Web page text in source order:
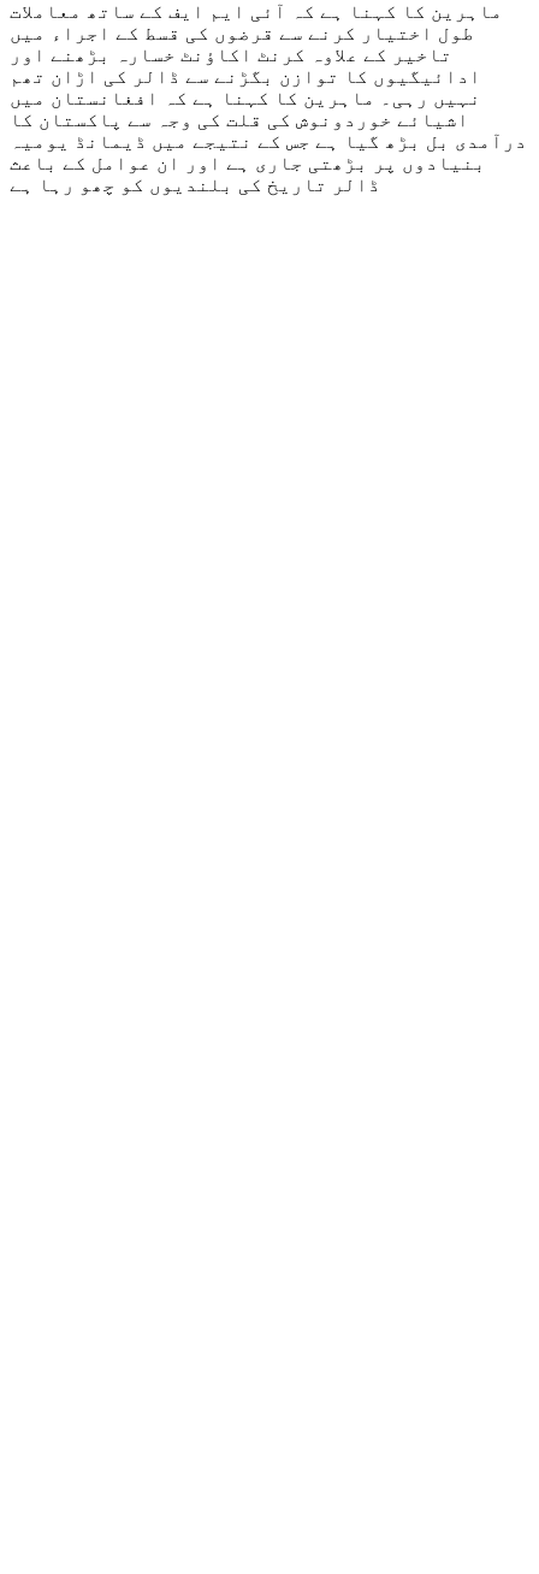
ماہرین کا کہنا ہے کہ آئی ایم ایف کے ساتھ معاملات
طول اختیار کرنے سے قرضوں کی قسط کے اجراء میں
تاخیر کے علاوہ کرنٹ اکاؤنٹ خسارہ بڑھنے اور
ادائیگیوں کا توازن بگڑنے سے ڈالر کی اڑان تھم
نہیں رہی۔ ماہرین کا کہنا ہے کہ افغانستان میں
اشیائے خوردونوش کی قلت کی وجہ سے پاکستان کا
درآمدی بل بڑھ گیا ہے جس کے نتیجے میں ڈیمانڈ یومیہ
بنیادوں پر بڑھتی جاری ہے اور ان عوامل کے باعث
ڈالر تاریخ کی بلندیوں کو چھو رہا ہے